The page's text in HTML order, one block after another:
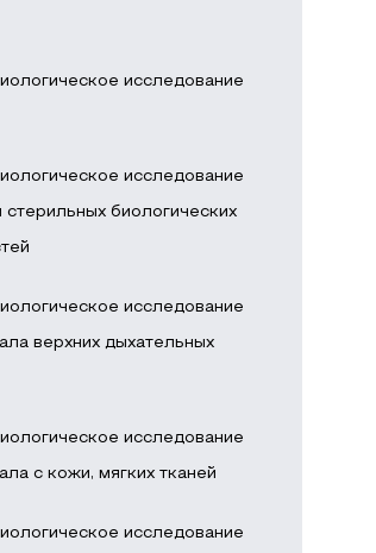
исследование
исследование
стерильных биологических
исследование
верхних дыхательных
исследование
с кожи, мягких тканей
исследование